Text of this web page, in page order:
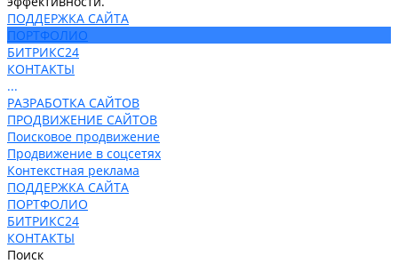
ПОДДЕРЖКА САЙТА
ПОРТФОЛИО
БИТРИКС24
КОНТАКТЫ
...
РАЗРАБОТКА САЙТОВ
ПРОДВИЖЕНИЕ САЙТОВ
Поисковое продвижение
Продвижение в соцсетях
Контекстная реклама
ПОДДЕРЖКА САЙТА
ПОРТФОЛИО
БИТРИКС24
КОНТАКТЫ
Поиск